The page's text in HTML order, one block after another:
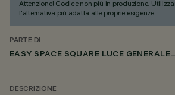
Attenzione! Codice non più in produzione.
l'alternativa più adatta alle proprie esigenze.
PARTE DI
EASY SPACE SQUARE LUCE GENERALE
DESCRIZIONE